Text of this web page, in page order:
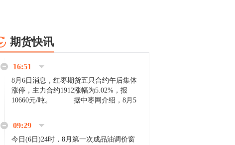
期货快讯
16:51
8月6日消息，红枣期货五只合约午后集体
涨停，主力合约1912涨幅为5.02%，报
10660元/吨。 据中枣网介绍，8月5
家好货依旧惜售挺...
09:29
今日(6日)24时，8月第一次成品油调价窗